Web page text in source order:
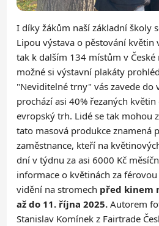
I díky žákům naší základní školy
Lipou výstava o pěstování květin
tak k dalším 134 místům v České
možné si výstavní plakáty
"Neviditelné trny" vás zavede do
prochází asi 40% řezaných
evropský trh. Lidé se tak mohou
tato masová produkce znamená
zaměstnance, kteří na
dní v týdnu za asi 6000 Kč
informace o květinách za
vidění na stromech před kinem
až do 11. října 2025. Autorem
Stanislav Komínek z Fairtrade